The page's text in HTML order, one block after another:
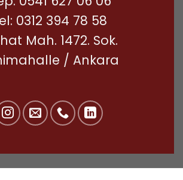
0312 394 78 58
Mah. 1472. Sok.
/ Ankara